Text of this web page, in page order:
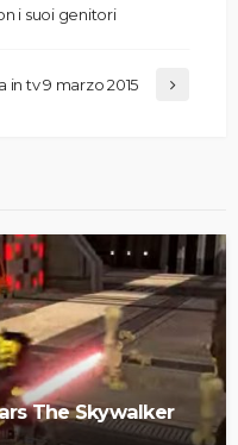
i suoi genitori
in tv 9 marzo 2015
The Skywalker